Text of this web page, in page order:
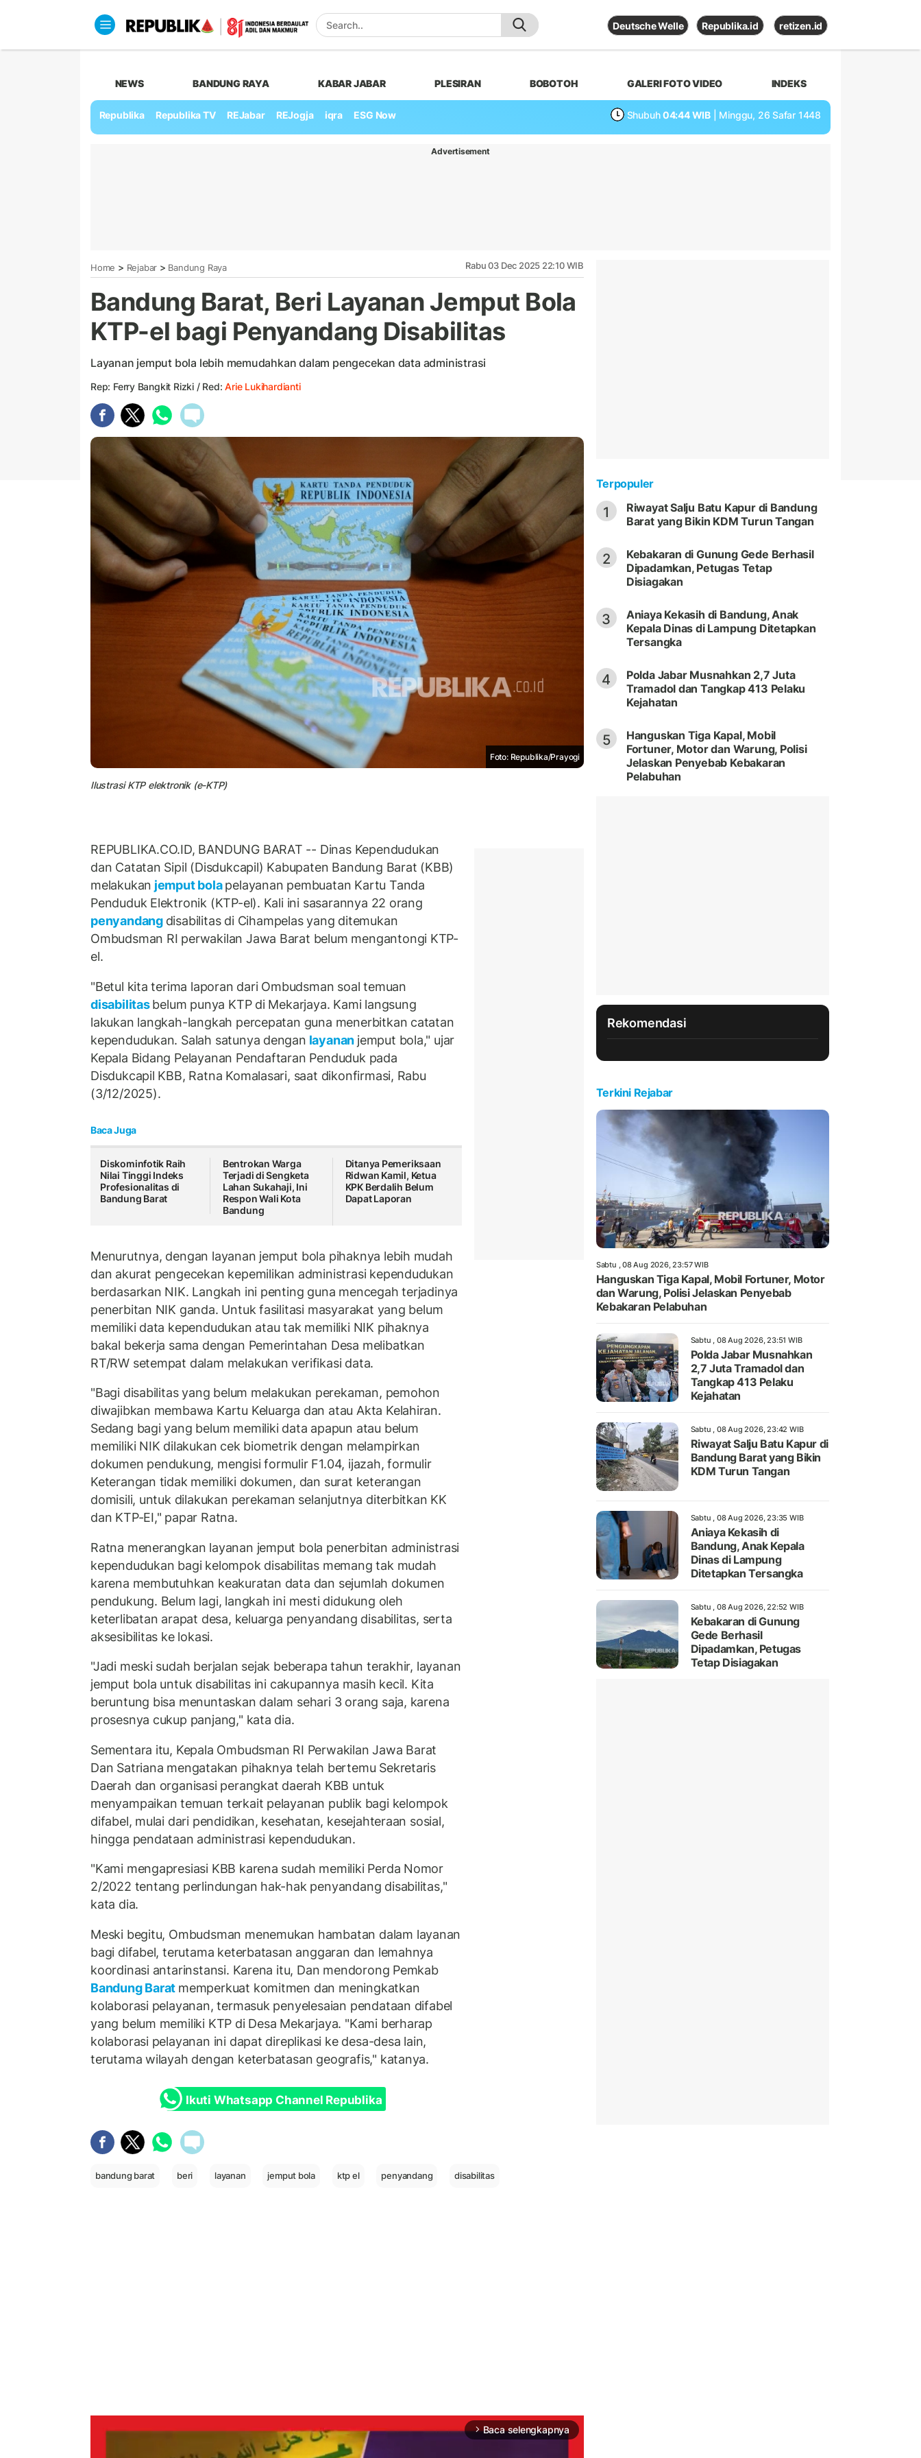
Deutsche Welle Republika.id retizen.id
NEWS BANDUNG RAYA KABAR JABAR PLESIRAN BOBOTOH GALERI FOTO VIDEO INDEKS
Republika Republika TV REJabar REJogja iqra ESG Now Shubuh 04:44 WIB | Minggu, 26 Safar 1448
Advertisement
Home > Rejabar > Bandung Raya Rabu 03 Dec 2025 22:10 WIB
Bandung Barat, Beri Layanan Jemput Bola
KTP-el bagi Penyandang Disabilitas
Layanan jemput bola lebih memudahkan dalam pengecekan data administrasi
Rep: Ferry Bangkit Rizki / Red:Arie Lukihardianti
Foto: Republika/Prayogi
Ilustrasi KTP elektronik (e-KTP)
REPUBLIKA.CO.ID, BANDUNG BARAT -- Dinas Kependudukan
dan Catatan Sipil (Disdukcapil) Kabupaten Bandung Barat (KBB)
melakukan jemput bolapelayanan pembuatan Kartu Tanda
Penduduk Elektronik (KTP-el). Kali ini sasarannya 22 orang
penyandang disabilitas di Cihampelas yang ditemukan
Ombudsman RI perwakilan Jawa Barat belum mengantongi KTP-
el.
"Betul kita terima laporan dari Ombudsman soal temuan
disabilitasbelum punya KTP di Mekarjaya. Kami langsung
lakukan langkah-langkah percepatan guna menerbitkan catatan
kependudukan. Salah satunya dengan layanan jemput bola," ujar
Kepala Bidang Pelayanan Pendaftaran Penduduk pada
Disdukcapil KBB, Ratna Komalasari, saat dikonfirmasi, Rabu
(3/12/2025).
Baca Juga
Diskominfotik Raih
Nilai Tinggi Indeks
Profesionalitas di
Bandung Barat
Bentrokan Warga
Terjadi di Sengketa
Lahan Sukahaji, Ini
Respon Wali Kota
Bandung
Ditanya Pemeriksaan
Ridwan Kamil, Ketua
KPK Berdalih Belum
Dapat Laporan
Menurutnya, dengan layanan jemput bola pihaknya lebih mudah
dan akurat pengecekan kepemilikan administrasi kependudukan
berdasarkan NIK. Langkah ini penting guna mencegah terjadinya
penerbitan NIK ganda. Untuk fasilitasi masyarakat yang belum
memiliki data kependudukan atau tak memiliki NIK pihaknya
bakal bekerja sama dengan Pemerintahan Desa melibatkan
RT/RW setempat dalam melakukan verifikasi data.
"Bagi disabilitas yang belum melakukan perekaman, pemohon
diwajibkan membawa Kartu Keluarga dan atau Akta Kelahiran.
Sedang bagi yang belum memiliki data apapun atau belum
memiliki NIK dilakukan cek biometrik dengan melampirkan
dokumen pendukung, mengisi formulir F1.04, ijazah, formulir
Keterangan tidak memiliki dokumen, dan surat keterangan
domisili, untuk dilakukan perekaman selanjutnya diterbitkan KK
dan KTP-EI," papar Ratna.
Ratna menerangkan layanan jemput bola penerbitan administrasi
kependudukan bagi kelompok disabilitas memang tak mudah
karena membutuhkan keakuratan data dan sejumlah dokumen
pendukung. Belum lagi, langkah ini mesti didukung oleh
keterlibatan arapat desa, keluarga penyandang disabilitas, serta
aksesibilitas ke lokasi.
"Jadi meski sudah berjalan sejak beberapa tahun terakhir, layanan
jemput bola untuk disabilitas ini cakupannya masih kecil. Kita
beruntung bisa menuntaskan dalam sehari 3 orang saja, karena
prosesnya cukup panjang," kata dia.
Sementara itu, Kepala Ombudsman RI Perwakilan Jawa Barat
Dan Satriana mengatakan pihaknya telah bertemu Sekretaris
Daerah dan organisasi perangkat daerah KBB untuk
menyampaikan temuan terkait pelayanan publik bagi kelompok
difabel, mulai dari pendidikan, kesehatan, kesejahteraan sosial,
hingga pendataan administrasi kependudukan.
"Kami mengapresiasi KBB karena sudah memiliki Perda Nomor
2/2022 tentang perlindungan hak-hak penyandang disabilitas,"
kata dia.
Meski begitu, Ombudsman menemukan hambatan dalam layanan
bagi difabel, terutama keterbatasan anggaran dan lemahnya
koordinasi antarinstansi. Karena itu, Dan mendorong Pemkab
Bandung Barat memperkuat komitmen dan meningkatkan
kolaborasi pelayanan, termasuk penyelesaian pendataan difabel
yang belum memiliki KTP di Desa Mekarjaya. "Kami berharap
kolaborasi pelayanan ini dapat direplikasi ke desa-desa lain,
terutama wilayah dengan keterbatasan geografis," katanya.
Ikuti Whatsapp Channel Republika
bandung barat beri layanan jemput bola ktp el penyandang disabilitas
arrow_forward_ios Baca selengkapnya
Terpopuler
1
Riwayat Salju Batu Kapur di Bandung
Barat yang Bikin KDM Turun Tangan
2
Kebakaran di Gunung Gede Berhasil
Dipadamkan, Petugas Tetap
Disiagakan
3
Aniaya Kekasih di Bandung, Anak
Kepala Dinas di Lampung Ditetapkan
Tersangka
4
Polda Jabar Musnahkan 2,7 Juta
Tramadol dan Tangkap 413 Pelaku
Kejahatan
5
Hanguskan Tiga Kapal, Mobil
Fortuner, Motor dan Warung, Polisi
Jelaskan Penyebab Kebakaran
Pelabuhan
Rekomendasi
Terkini Rejabar
Sabtu , 08 Aug 2026, 23:57 WIB
Hanguskan Tiga Kapal, Mobil Fortuner, Motor
dan Warung, Polisi Jelaskan Penyebab
Kebakaran Pelabuhan
Sabtu , 08 Aug 2026, 23:51 WIB
Polda Jabar Musnahkan
2,7 Juta Tramadol dan
Tangkap 413 Pelaku
Kejahatan
Sabtu , 08 Aug 2026, 23:42 WIB
Riwayat Salju Batu Kapur di
Bandung Barat yang Bikin
KDM Turun Tangan
Sabtu , 08 Aug 2026, 23:35 WIB
Aniaya Kekasih di
Bandung, Anak Kepala
Dinas di Lampung
Ditetapkan Tersangka
Sabtu , 08 Aug 2026, 22:52 WIB
Kebakaran di Gunung
Gede Berhasil
Dipadamkan, Petugas
Tetap Disiagakan